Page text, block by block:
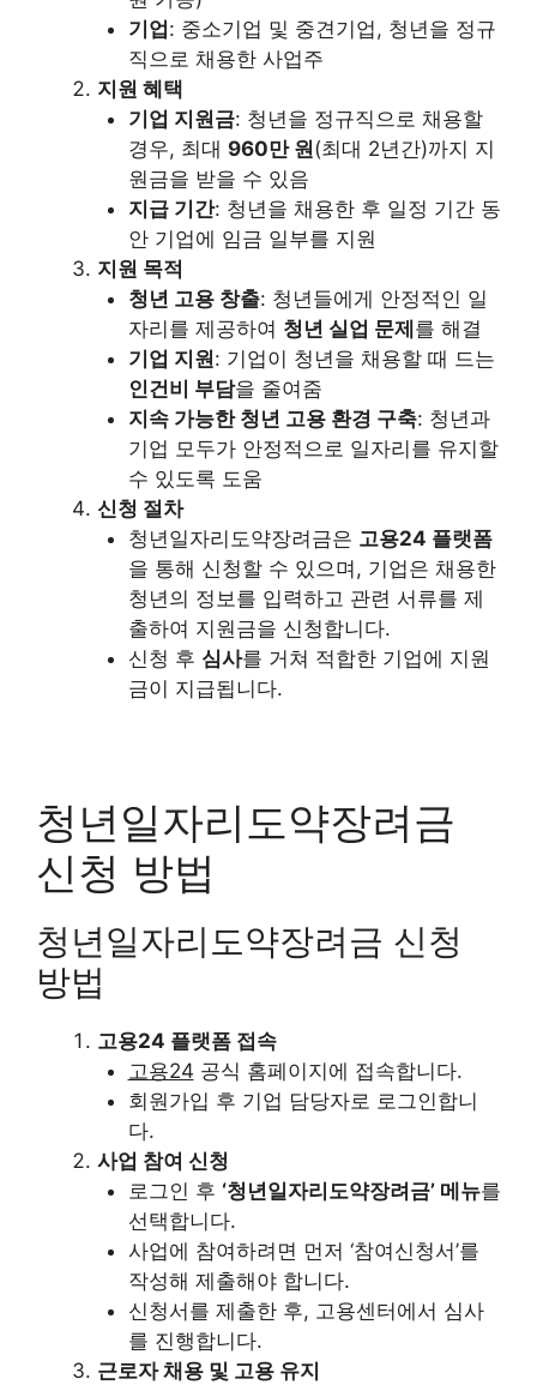
기업 : 중소기업 및 중견기업, 청년을 정규
직으로 채용한 사업주
지원 혜택
기업 지원금: 청년을 정규직으로 채용할
경우, 최대 960만 원(최대 2년간)까지 지
원금을 받을 수 있음
지급 기간: 청년을 채용한 후 일정 기간 동
안 기업에 임금 일부를 지원
지원 목적
청년 고용 창출: 청년들에게 안정적인 일
자리를 제공하여 청년 실업 문제 를 해결
기업 지원: 기업이 청년을 채용할 때 드는
인건비 부담을 줄여줌
지속 가능한 청년 고용 환경 구축: 청년과
기업 모두가 안정적으로 일자리를 유지할
수 있도록 도움
신청 절차
청년일자리도약장려금은 고용24 플랫폼
을 통해 신청할 수 있으며, 기업은 채용한
청년의 정보를 입력하고 관련 서류를 제
출하여 지원금을 신청합니다.
신청 후 심사를 거쳐 적합한 기업에 지원
금이 지급됩니다.
청년일자리도약장려금
신청 방법
청년일자리도약장려금 신청
방법
고용24 플랫폼 접속
고용24 공식 홈페이지에 접속합니다.
회원가입 후 기업 담당자로 로그인합니
다.
사업 참여 신청
로그인 후 ‘청년일자리도약장려금’ 메뉴를
선택합니다.
사업에 참여하려면 먼저 ‘참여신청서’를
작성해 제출해야 합니다.
신청서를 제출한 후, 고용센터에서 심사
를 진행합니다.
근로자 채용 및 고용 유지